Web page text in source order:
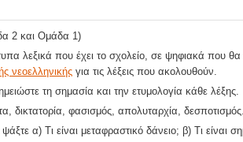
2 και Ομάδα 1)
λεξικά που έχει το σχολείο, σε ψηφιακά που θα
νεοελληνικής για τις λέξεις που ακολουθούν.
τη σημασία και την ετυμολογία κάθε λέξης.
δικτατορία, φασισμός, απολυταρχία, δεσποτισμός.
α) Τι είναι μεταφραστικό δάνειο; β) Τι είναι